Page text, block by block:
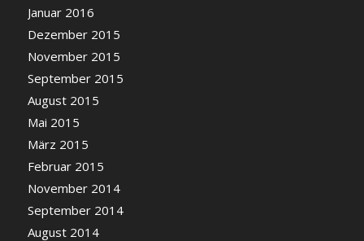
Januar 2016
Dezember 2015
November 2015
September 2015
August 2015
Mai 2015
März 2015
Februar 2015
November 2014
September 2014
August 2014